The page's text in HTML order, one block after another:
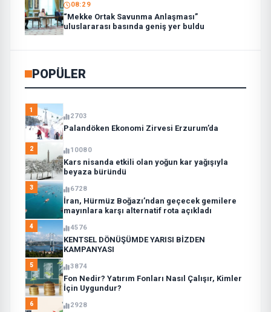
08:29
“Mekke Ortak Savunma Anlaşması”
uluslararası basında geniş yer buldu
POPÜLER
1
2703
Palandöken Ekonomi Zirvesi Erzurum’da
2 10080
Kars nisanda etkili olan yoğun kar yağışıyla
beyaza büründü
3 6728
İran, Hürmüz Boğazı’ndan geçecek gemilere
mayınlara karşı alternatif rota açıkladı
4 4576
KENTSEL DÖNÜŞÜMDE YARISI BİZDEN
KAMPANYASI
5 3874
Fon Nedir? Yatırım Fonları Nasıl Çalışır, Kimler
İçin Uygundur?
6 2928